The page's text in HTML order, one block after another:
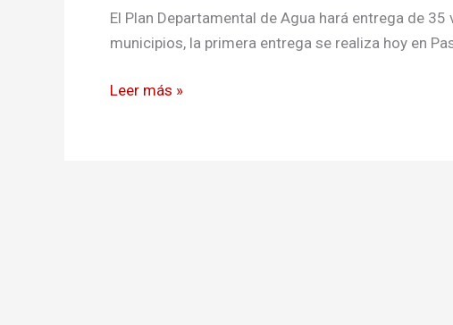
El Plan Departamental de Agua hará entrega de
municipios, la primera entrega se realiza hoy en
de
basuras
Nariño
Leer más »